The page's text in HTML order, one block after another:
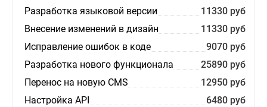
Разработка языковой версии
11330 руб
Внесение изменений в дизайн
11330 руб
Исправление ошибок в коде
9070 руб
Разработка нового функционала
25890 руб
Перенос на новую CMS
12950 руб
Настройка API
6480 руб